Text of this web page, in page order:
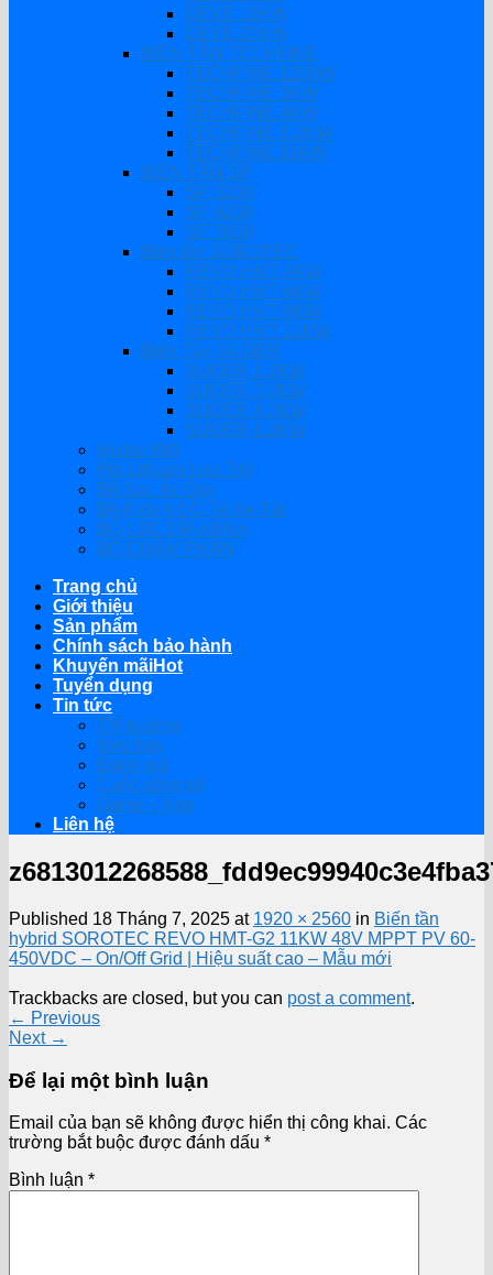
DEYE 16KW
DEYE 20KW
BIẾN TẦN TECHFINE
TECHFINE 1200W
TECHFINE 3KW
TECHFINE 4KW
TECHFINE 6.2KW
TECHFINE 11KW
BIẾN TẦN SP
SP 3200
SP 4200
SP 7000
Biến tần SOROTEC
REVO HMT 4KW
REVO HMT 6KW
REVO HMT 8KW
REVO HMT 11KW
Biến Tần SUOER
SUOER 2.2KW
SUOER 3.2KW
SUOER 4.2KW
SUOER 6.2KW
Modul Wifi
Pin Lithium Lưu Trữ
Bộ Sạc Ắc Quy
Bộ Kích Nổ Ô Tô Xe Tải
BỘ LỌC ĐĨA ARKA
BỘ CHÂM PHÂN
Trang chủ
Giới thiệu
Sản phẩm
Chính sách bảo hành
Khuyến mãi
Tuyển dụng
Tin tức
Thị trường
Mẹo hay
Đánh giá
Cuộc sống số
Game – App
Liên hệ
Published 18 Tháng 7, 2025 at 1920 × 2560 in Biến tần
hybrid SOROTEC REVO HMT-G2 11KW 48V MPPT PV 60-
450VDC – On/Off Grid | Hiệu suất cao – Mẫu mới
Trackbacks are closed, but you can post a comment.
← Previous
Next →
Để lại một bình luận
Email của bạn sẽ không được hiển thị công khai. Các
trường bắt buộc được đánh dấu *
Bình luận *